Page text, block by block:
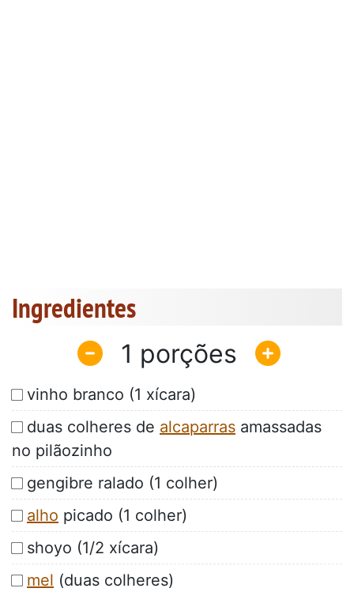
Ingredientes
1
vinho branco (1 xícara)
duas colheres de alcaparras amassadas
no pilãozinho
gengibre ralado (1 colher)
alho picado (1 colher)
shoyo (1/2 xícara)
mel (duas colheres)